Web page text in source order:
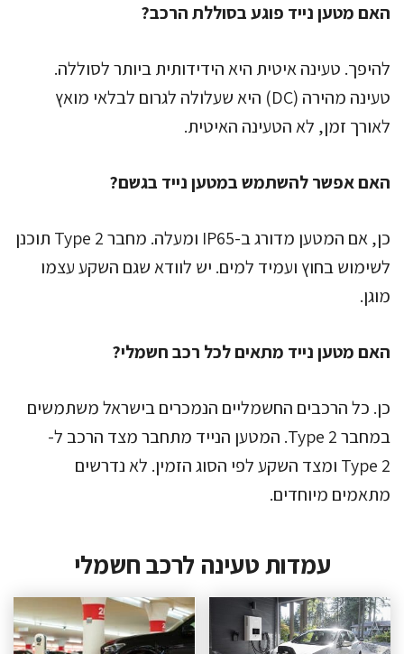
האם מטען נייד פוגע בסוללת הרכב?
להיפך. טעינה איטית היא הידידותית ביותר לסוללה.
טעינה מהירה (DC) היא שעלולה לגרום לבלאי מואץ
לאורך זמן, לא הטעינה האיטית.
האם אפשר להשתמש במטען נייד בגשם?
כן, אם המטען מדורג ב-IP65 ומעלה. מחבר Type 2 תוכנן
לשימוש בחוץ ועמיד למים. יש לוודא שגם השקע עצמו
מוגן.
האם מטען נייד מתאים לכל רכב חשמלי?
כן. כל הרכבים החשמליים הנמכרים בישראל משתמשים
במחבר Type 2. המטען הנייד מתחבר מצד הרכב ל-
Type 2 ומצד השקע לפי הסוג הזמין. לא נדרשים
מתאמים מיוחדים.
עמדות טעינה לרכב חשמלי